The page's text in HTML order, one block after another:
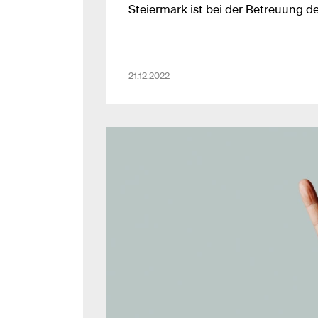
Steiermark ist bei der Betreuung
21.12.2022